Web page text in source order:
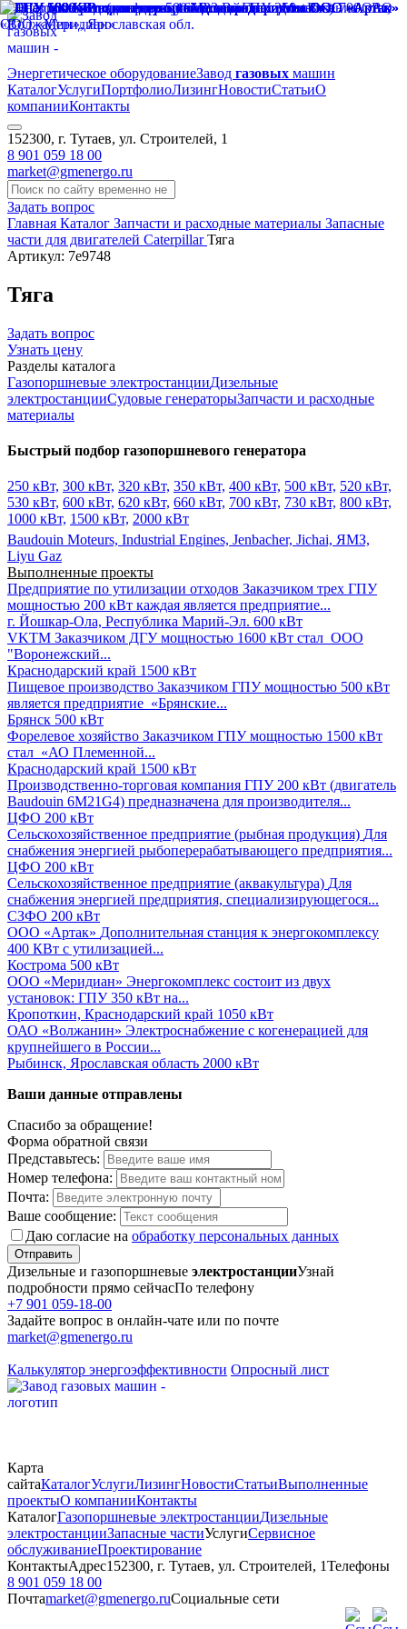
Энергетическое оборудованиеЗавод газовых машин
КаталогУслугиПортфолиоЛизингНовостиСтатьиО
компанииКонтакты
152300, г. Тутаев, ул. Строителей, 1
8 901 059 18 00
market@gmenergo.ru
Задать вопрос
Главная Каталог Запчасти и расходные материалы Запасные
части для двигателей CaterpillarТяга
Артикул: 7e9748
Тяга
Задать вопрос
Узнать цену
Разделы каталога
Газопоршневые электростанцииДизельные
электростанцииСудовые генераторыЗапчасти и расходные
материалы
Быстрый подбор газопоршневого генератора
250 кВт, 300 кВт, 320 кВт, 350 кВт, 400 кВт, 500 кВт, 520 кВт,
530 кВт, 600 кВт, 620 кВт, 660 кВт, 700 кВт, 730 кВт, 800 кВт,
1000 кВт, 1500 кВт, 2000 кВт
Baudouin Moteurs, Industrial Engines, Jenbacher, Jichai, ЯМЗ,
Liyu Gaz
Выполненные проекты
Предприятие по утилизации отходов Заказчиком трех ГПУ
мощностью 200 кВт каждая является предприятие...
г. Йошкар-Ола, Республика Марий-Эл. 600 кВт
VKTM Заказчиком ДГУ мощностью 1600 кВт стал ООО
"Воронежский...
Краснодарский край 1500 кВт
Пищевое производство Заказчиком ГПУ мощностью 500 кВт
является предприятие «Брянские...
Брянск 500 кВт
Форелевое хозяйство Заказчиком ГПУ мощностью 1500 кВт
стал «АО Племенной...
Краснодарский край 1500 кВт
Производственно-торговая компания ГПУ 200 кВт (двигатель
Baudouin 6M21G4) предназначена для производителя...
ЦФО 200 кВт
Сельскохозяйственное предприятие (рыбная продукция) Для
снабжения энергией рыбоперерабатывающего предприятия...
ЦФО 200 кВт
Сельскохозяйственное предприятие (аквакультура) Для
снабжения энергией предприятия, специализирующегося...
СЗФО 200 кВт
ООО «Артак» Дополнительная станция к энергокомплексу
400 КВт с утилизацией...
Кострома 500 кВт
ООО «Меридиан» Энергокомплекс состоит из двух
установок: ГПУ 350 кВт на...
Кропоткин, Краснодарский край 1050 кВт
ОАО «Волжанин» Электроснабжение с когенерацией для
крупнейшего в России...
Рыбинск, Ярославская область 2000 кВт
Ваши данные отправлены
Спасибо за обращение!
Форма обратной связи
Представьтесь:
Номер телефона:
Почта:
Ваше сообщение:
Даю согласие на обработку персональных данных
Отправить
Дизельные и газопоршневые электростанцииУзнай
подробности прямо сейчасПо телефону
+7 901 059-18-00
Задайте вопрос в онлайн-чате или по почте
market@gmenergo.ru
Калькулятор энергоэффективности Опросный лист
Карта
сайтаКаталогУслугиЛизингНовостиСтатьиВыполненные
проектыО компанииКонтакты
КаталогГазопоршневые электростанцииДизельные
электростанцииЗапасные частиУслугиСервисное
обслуживаниеПроектирование
КонтактыАдрес152300, г. Тутаев, ул. Строителей, 1Телефоны
8 901 059 18 00
Почтаmarket@gmenergo.ruСоциальные сети